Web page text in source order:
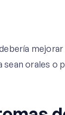
mejorar
orales o